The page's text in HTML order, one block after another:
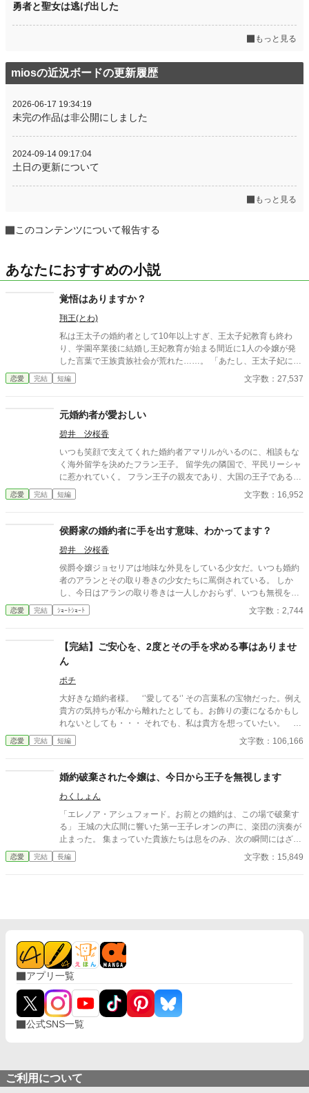
勇者と聖女は逃げ出した
もっと見る
miosの近況ボードの更新履歴
2026-06-17 19:34:19
未完の作品は非公開にしました
2024-09-14 09:17:04
土日の更新について
もっと見る
このコンテンツについて報告する
あなたにおすすめの小説
覚悟はありますか？
翔王(とわ)
私は王太子の婚約者として10年以上すぎ、王太子妃教育も終わ
り、学園卒業後に結婚し王妃教育が始まる間近に1人の令嬢が発
した言葉で王族貴族社会が荒れた……。 「あたし、王太子妃にな
りたいんですぅ。」 ご都合主義な創作作品です。 異世界版ギャル
風な感じの話し方も混じりますのでご了承ください。 恋愛カテゴ
恋愛 完結 短編 文字数：27,537
元婚約者が愛おしい
碧井 汐桜香
いつも笑顔で支えてくれた婚約者アマリルがいるのに、相談もな
く海外留学を決めたフラン王子。 留学先の隣国で、平民リーシャ
に惹かれていく。 フラン王子の親友であり、大国の王子であるス
テファン王子が止めるも、アマリルを捨て、リーシャと婚約す
る。 リーシャの本性や様々な者の策略を知ったフラン王子。アマ
ラン王子目線の物語です。
恋愛 完結 短編 文字数：16,952
侯爵家の婚約者に手を出す意味、わかってます？
碧井 汐桜香
侯爵令嬢ジョセリアは地味な外見をしている少女だ。いつも婚約
者のアランとその取り巻きの少女たちに罵倒されている。 しか
し、今日はアランの取り巻きは一人しかおらず、いつも無視を決
め込んでいたジョセリアが口を開いた。
恋愛 完結 ｼｮｰﾄｼｮｰﾄ 文字数：2,744
【完結】ご安心を、2度とその手を求める事はありませ
ん
ポチ
大好きな婚約者様。 ‘’愛してる‘’ その言葉私の宝物だった。例え
貴方の気持ちが私から離れたとしても。お飾りの妻になるかもし
れないとしても・・・ それでも、私は貴方を想っていたい。 独
り過ごす刻もそれだけで幸せを感じられた。たった一つの希望
恋愛 完結 短編 文字数：106,166
婚約破棄された令嬢は、今日から王子を無視します
わくしょん
「エレノア・アシュフォード。お前との婚約は、この場で破棄す
る」 王城の大広間に響いた第一王子レオンの声に、楽団の演奏が
止まった。 集まっていた貴族たちは息をのみ、次の瞬間にはざわ
めきが広がる。 エレノアはゆっくりと顔を上げた。 目の前では、
王子が腰に手を回した美しい令嬢――侯爵令嬢セシリアが勝ち誇
恋愛 完結 長編 文字数：15,849
アプリ一覧
公式SNS一覧
ご利用について